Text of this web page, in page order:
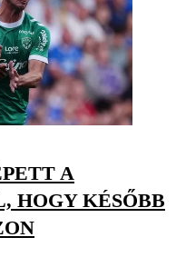
A
HOGY KÉSŐBB